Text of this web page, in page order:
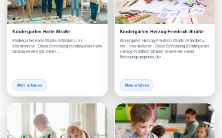
Kindergarten Harte Straße
Kindergarten Harte Straße, Mühldorf a. Inn -
Informationen Diese Einrichtung (Kindergarten Harte
Straße) ist eine der vielen …
Mehr erfahren
Kindergarten Herzog-Friedrich-Straße
Kindergarten Herzog-Friedrich-Straße, Mühldorf a.
Inn - Informationen Diese Einrichtung (Kindergarten
Herzog-Friedrich-Straße) ist eine der vielen
Betreuungsangebote, die …
Mehr erfahren